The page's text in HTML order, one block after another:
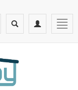
Toggle
navigation
Toggle
search